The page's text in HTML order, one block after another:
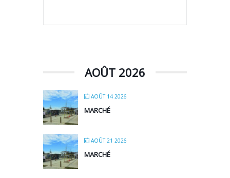
AOÛT 2026
AOÛT 14 2026
MARCHÉ
AOÛT 21 2026
MARCHÉ